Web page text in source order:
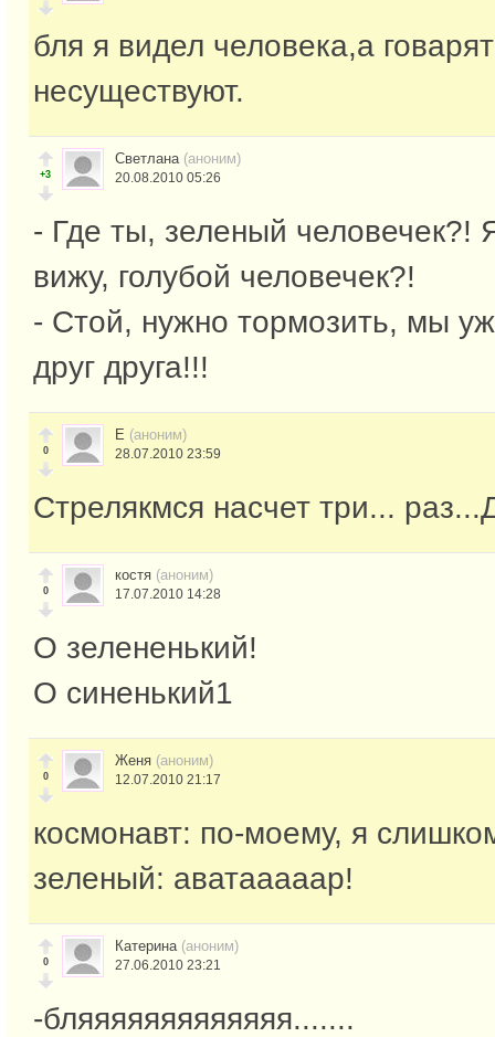
бля я видел человека,а
несуществуют.
+3
Светлана (аноним)
20.08.2010 05:26
- Где ты, зеленый человечек?!
вижу, голубой человечек?!
- Стой, нужно тормозить, мы
друг друга!!!
0
Е (аноним)
28.07.2010 23:59
Стрелякмся насчет три...
0
костя (аноним)
17.07.2010 14:28
О зелененький!
О синенький1
0
Женя (аноним)
12.07.2010 21:17
космонавт: по-моему, я
зеленый: аватааааар!
0
Катерина (аноним)
27.06.2010 23:21
-бляяяяяяяяяяяяя.......